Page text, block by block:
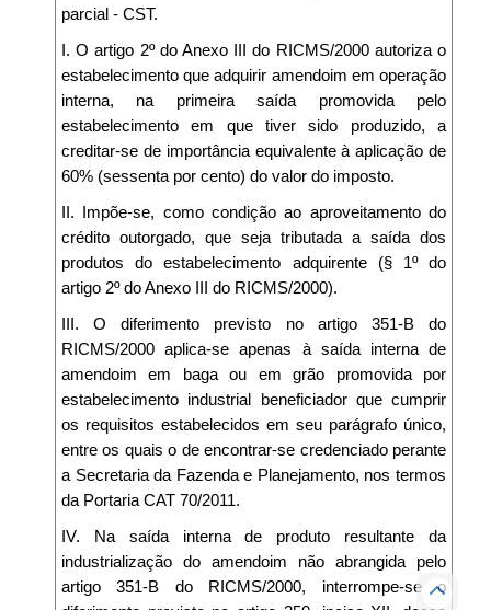
parcial - CST.
I. O artigo 2º do Anexo III do RICMS/2000 autoriza o
estabelecimento que adquirir amendoim em operação
interna, na primeira saída promovida pelo
estabelecimento em que tiver sido produzido, a
creditar-se de importância equivalente à aplicação de
60% (sessenta por cento) do valor do imposto.
II. Impõe-se, como condição ao aproveitamento do
crédito outorgado, que seja tributada a saída dos
produtos do estabelecimento adquirente (§ 1º do
artigo 2º do Anexo III do RICMS/2000).
III. O diferimento previsto no artigo 351-B do
RICMS/2000 aplica-se apenas à saída interna de
amendoim em baga ou em grão promovida por
estabelecimento industrial beneficiador que cumprir
os requisitos estabelecidos em seu parágrafo único,
entre os quais o de encontrar-se credenciado perante
a Secretaria da Fazenda e Planejamento, nos termos
da Portaria CAT 70/2011.
IV. Na saída interna de produto resultante da
industrialização do amendoim não abrangida pelo
artigo 351-B do RICMS/2000, interrompe-se o